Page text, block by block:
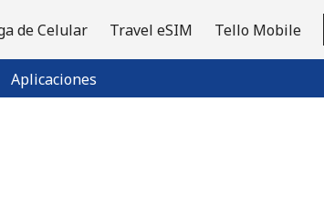
Aplicaciones
de Celular Travel eSIM Tello Mobile